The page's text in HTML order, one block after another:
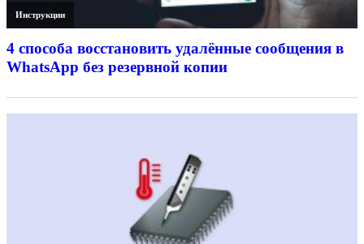
Инструкции
4 способа восстановить удалённые сообщения в
WhatsApp без резервной копии